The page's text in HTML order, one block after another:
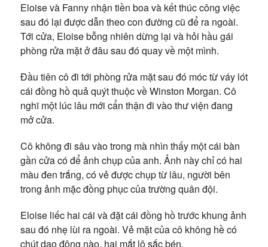
Eloise và Fanny nhận tiền boa và kết thúc công việc
sau đó lại được dẫn theo con đường cũ để ra ngoài.
Tới cửa, Eloise bỗng nhiên dừng lại và hỏi hầu gái
phòng rửa mặt ở đâu sau đó quay về một mình.
Đầu tiên cô đi tới phòng rửa mặt sau đó móc từ váy lót
cái đồng hồ quả quýt thuộc về Winston Morgan. Cô
nghĩ một lúc lâu mới cẩn thận đi vào thư viện đang
mở cửa.
Cô không đi sâu vào trong mà nhìn thấy một cái bàn
gần cửa có để ảnh chụp của anh. Ảnh này chỉ có hai
màu đen trắng, có vẻ được chụp từ lâu, người bên
trong ảnh mặc đồng phục của trường quân đội.
Eloise liếc hai cái và đặt cái đồng hồ trước khung ảnh
sau đó nhẹ lùi ra ngoài. Vẻ mặt của cô không hề có
chút dao động nào, hai mắt lộ sắc bén.